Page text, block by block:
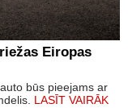
Eiropas
būs pieejams ar
LASĪT VAIRĀK